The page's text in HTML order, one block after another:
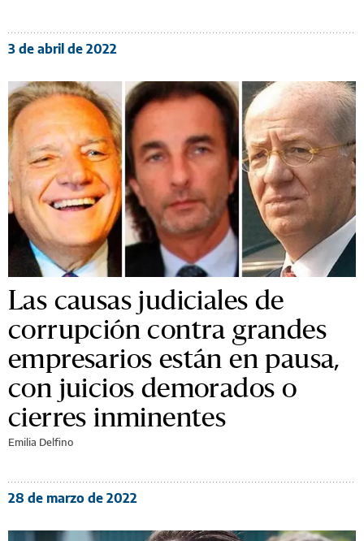
3 de abril de 2022
Las causas judiciales de
corrupción contra grandes
empresarios están en pausa,
con juicios demorados o
cierres inminentes
Emilia Delfino
28 de marzo de 2022